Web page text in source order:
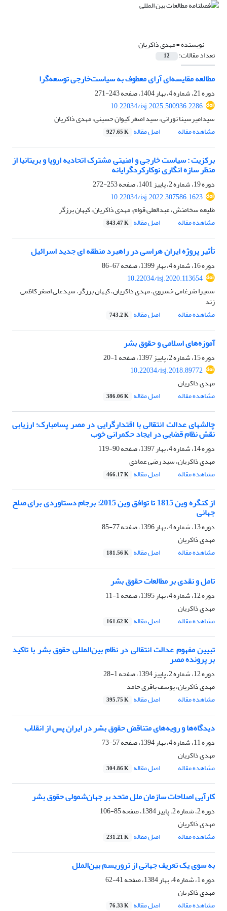
نویسنده =مهدی ذاکریان
تعداد مقالات: 12
مطالعه مقایسه‌ای آرای معطوف به سیاست‌خارجی توسعه‌گرا
دوره 21، شماره 4، بهار 1404، صفحه
243-271
10.22034/isj.2025.500936.2286
سیدامیرسینا نورانی، سید اصغر کیوان حسینی، مهدی ذاکریان
مشاهده مقاله
اصل مقاله 927.65 K
برکزیت : سیاست خارجی و امنیتی مشترک اتحادیه اروپا و بریتانیا از
منظر سازه انگاری نوکارکردگرایانه
دوره 19، شماره 2، پاییز 1401، صفحه
253-272
10.22034/isj.2022.307586.1623
طلیعه سخامنش، عبدالعلی قوام، مهدی ذاکریان، کیهان برزگر
مشاهده مقاله
اصل مقاله 843.47 K
تأثیر پروژه ایران هراسی در راهبرد منطقه ای جدید اسرائیل
دوره 16، شماره 4، بهار 1399، صفحه
67-86
10.22034/isj.2020.113654
سمیرا ضرغامی خسروی، مهدی ذاکریان، کیهان برزگر، سیدعلی اصغر کاظمی
زند
مشاهده مقاله
اصل مقاله 743.2 K
آموزه‌های اسلامی و حقوق بشر
دوره 15، شماره 2، پاییز 1397، صفحه
1-20
10.22034/isj.2018.89772
مهدی ذاکریان
مشاهده مقاله
اصل مقاله 386.06 K
چالش‏های عدالت انتقالی با اقتدارگرایی در مصر پسامبارک؛ ارزیابی
نقش نظام قضایی در ایجاد حکمرانی خوب
دوره 14، شماره 4، بهار 1397، صفحه
90-119
مهدی ذاکریان، سید رضی عمادی
مشاهده مقاله
اصل مقاله 466.17 K
از کنگره وین 1815 تا توافق وین 2015: برجام دستاوردی برای صلح
جهانی
دوره 13، شماره 4، بهار 1396، صفحه
77-85
مهدی ذاکریان
مشاهده مقاله
اصل مقاله 181.56 K
تامل و نقدی بر مطالعات حقوق بشر
دوره 12، شماره 4، بهار 1395، صفحه
1-11
مهدی ذاکریان
مشاهده مقاله
اصل مقاله 161.62 K
تبیین مفهوم عدالت انتقالی در نظام بین‌المللی حقوق بشر با تاکید
بر پرونده مصر
دوره 12، شماره 2، پاییز 1394، صفحه
1-28
مهدی ذاکریان، یوسف باقری حامد
مشاهده مقاله
اصل مقاله 395.75 K
دیدگاه‌ها و رویه‌های متناقض حقوق بشر در ایران پس از انقلاب
دوره 11، شماره 4، بهار 1394، صفحه
57-73
مهدی ذاکریان
مشاهده مقاله
اصل مقاله 304.86 K
کارآیی اصلاحات سازمان ملل متحد بر جهان‌شمولی حقوق بشر
دوره 2، شماره 2، پاییز 1384، صفحه
85-106
مهدی ذاکریان
مشاهده مقاله
اصل مقاله 231.21 K
به سوی یک تعریف جهانی از تروریسم بین‌الملل
دوره 1، شماره 4، بهار 1384، صفحه
41-62
مهدی ذاکریان
مشاهده مقاله
اصل مقاله 76.33 K